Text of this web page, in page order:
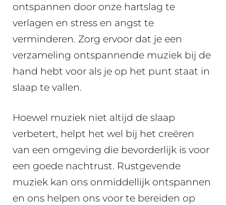
ontspannen door onze hartslag te
verlagen en stress en angst te
verminderen. Zorg ervoor dat je een
verzameling ontspannende muziek bij de
hand hebt voor als je op het punt staat in
slaap te vallen.
Hoewel muziek niet altijd de slaap
verbetert, helpt het wel bij het creëren
van een omgeving die bevorderlijk is voor
een goede nachtrust. Rustgevende
muziek kan ons onmiddellijk ontspannen
en ons helpen ons voor te bereiden op